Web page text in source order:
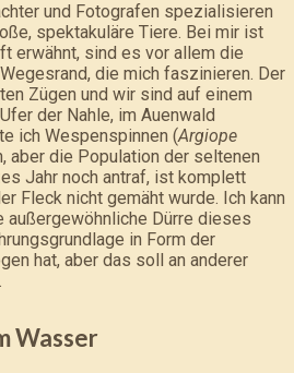
und Fotografen spezialisieren
spektakuläre Tiere. Bei mir ist
erwähnt, sind es vor allem die
die mich faszinieren. Der
Zügen und wir sind auf einem
der Nahle, im Auenwald
ich Wespenspinnen (Argiope
aber die Population der seltenen
Jahr noch antraf, ist komplett
Fleck nicht gemäht wurde. Ich kann
außergewöhnliche Dürre dieses
in Form der
hat, aber das soll an anderer
Wasser